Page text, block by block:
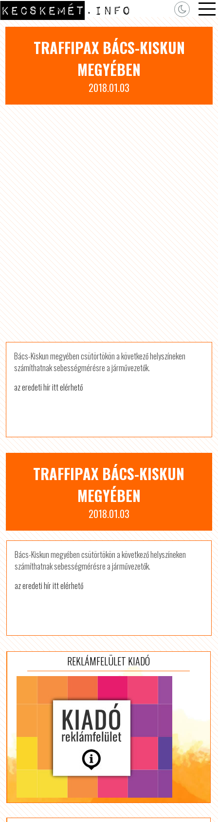
TRAFFIPAX BÁCS-KISKUN
MEGYÉBEN
2018.01.03
Bács-Kiskun megyében csütörtökön a következő helyszíneken
számíthatnak sebességmérésre a járművezetők.
az eredeti hír itt elérhető
TRAFFIPAX BÁCS-KISKUN
MEGYÉBEN
2018.01.03
Bács-Kiskun megyében csütörtökön a következő helyszíneken
számíthatnak sebességmérésre a járművezetők.
az eredeti hír itt elérhető
REKLÁMFELÜLET KIADÓ